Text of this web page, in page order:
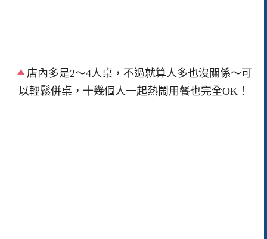
店內多是2～4人桌，不過就算人多也沒關係～可
以輕鬆併桌，十幾個人一起熱鬧用餐也完全OK！